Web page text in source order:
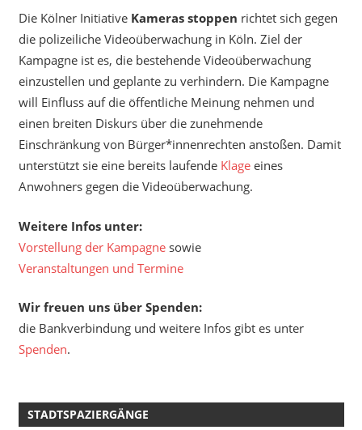
Die Kölner Initiative Kameras stoppen richtet sich gegen
die polizeiliche Videoüberwachung in Köln. Ziel der
Kampagne ist es, die bestehende Videoüberwachung
einzustellen und geplante zu verhindern. Die Kampagne
will Einfluss auf die öffentliche Meinung nehmen und
einen breiten Diskurs über die zunehmende
Einschränkung von Bürger*innenrechten anstoßen. Damit
unterstützt sie eine bereits laufende Klageeines
Anwohners gegen die Videoüberwachung.
Weitere Infos unter:
Vorstellung der Kampagne sowie
Veranstaltungen und Termine
Wir freuen uns über Spenden:
die Bankverbindung und weitere Infos gibt es unter
Spenden.
STADTSPAZIERGÄNGE